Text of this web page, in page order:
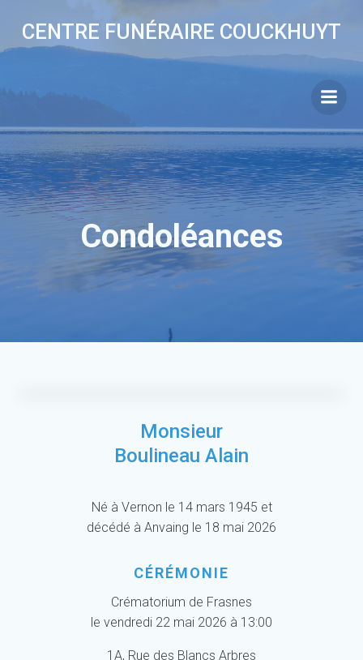
au
CENTRE FUNÉRAIRE COUCKHUYT
Condoléances
Monsieur
Boulineau Alain
Né à Vernon le 14 mars 1945 et
décédé à Anvaing le 18 mai 2026
CÉRÉMONIE
Crématorium de Frasnes
le vendredi 22 mai 2026 à 13:00
1A, Rue des Blancs Arbres